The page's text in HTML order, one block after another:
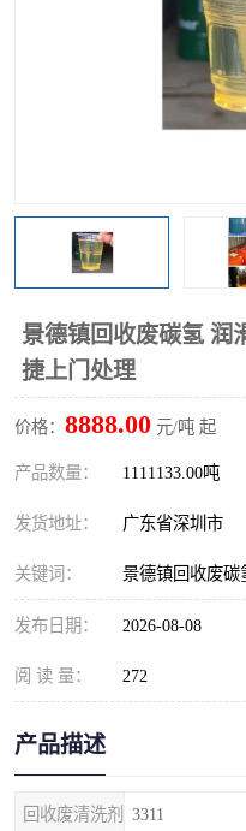
景德镇回收废碳氢 润
捷上门处理
价格： 8888.00 元/吨 起
产品数量： 1111133.00吨
发货地址： 广东省深圳市
关键词： 景德镇回收废碳
发布日期： 2026-08-08
阅 读 量： 272
产品描述
回收废清洗剂 3311